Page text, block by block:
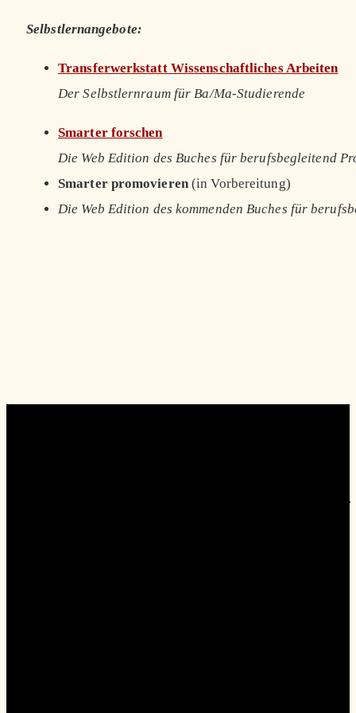
Selbstlernangebote:
Transferwerkstatt Wissenschaftliches Arbeiten
Der Selbstlernraum für Ba/Ma-Studierende
Smarter forschen
Die Web Edition des Buches für berufsbegleitend
Smarter promovieren(in Vorbereitung)
Die Web Edition des kommenden Buches für